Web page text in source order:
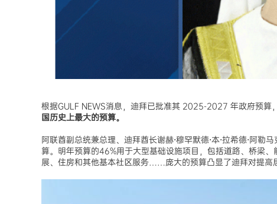
根据GULF NEWS消息，迪拜已批准其 2025-2027 年政府预算，
国历史上最大的预算。
阿联酋副总统兼总理、迪拜酋长谢赫⋅穆罕默德⋅本⋅拉希德⋅阿
算。明年预算的46%用于大型基础设施项目，包括道路、桥梁
展、住房和其他基本社区服务……庞大的预算凸显了迪拜对提